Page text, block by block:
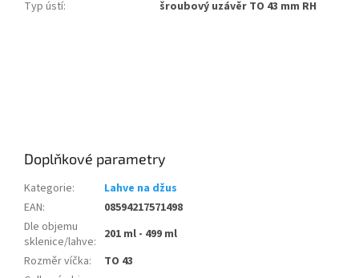
Typ ústí: šroubový uzávěr TO 43 mm RH
Doplňkové parametry
Kategorie:
Lahve na džus
EAN:
08594217571498
Dle objemu
sklenice/lahve: 201 ml - 499 ml
Rozměr víčka:
TO 43